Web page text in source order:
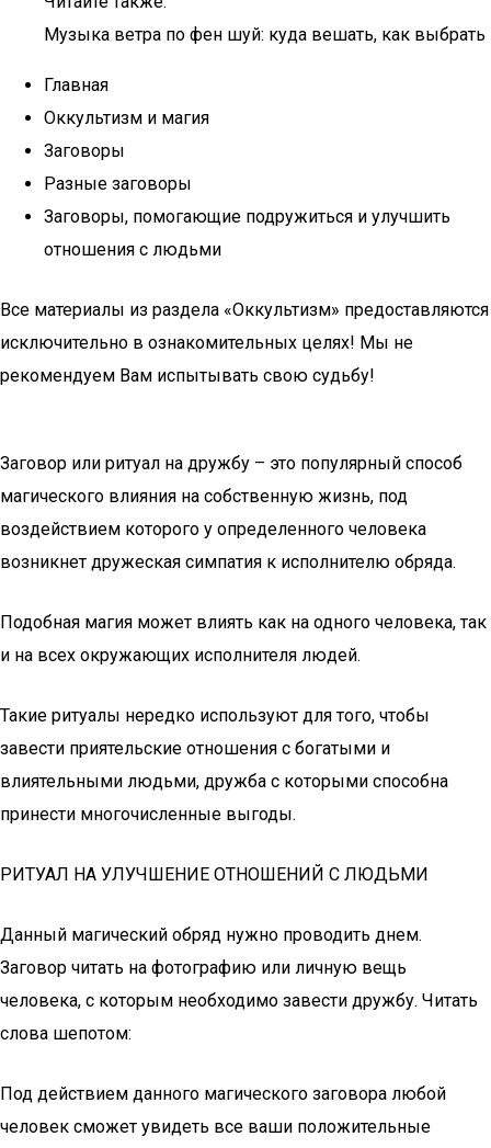
Музыка ветра по фен шуй: куда вешать, как выбрать
Главная
Оккультизм и магия
Заговоры
Разные заговоры
Заговоры, помогающие подружиться и улучшить
отношения с людьми
Все материалы из раздела «Оккультизм» предоставляются
исключительно в ознакомительных целях! Мы не
рекомендуем Вам испытывать свою судьбу!
Заговор или ритуал на дружбу – это популярный способ
магического влияния на собственную жизнь, под
воздействием которого у определенного человека
возникнет дружеская симпатия к исполнителю обряда.
Подобная магия может влиять как на одного человека, так
и на всех окружающих исполнителя людей.
Такие ритуалы нередко используют для того, чтобы
завести приятельские отношения с богатыми и
влиятельными людьми, дружба с которыми способна
принести многочисленные выгоды.
РИТУАЛ НА УЛУЧШЕНИЕ ОТНОШЕНИЙ С ЛЮДЬМИ
Данный магический обряд нужно проводить днем.
Заговор читать на фотографию или личную вещь
человека, с которым необходимо завести дружбу. Читать
слова шепотом:
Под действием данного магического заговора любой
человек сможет увидеть все ваши положительные